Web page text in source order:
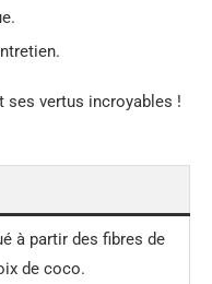
ses vertus incroyables !
à partir des fibres de
de coco.